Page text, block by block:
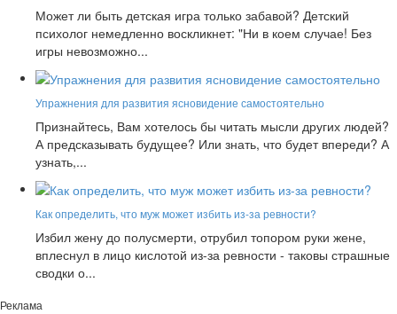
Может ли быть детская игра только забавой? Детский
психолог немедленно воскликнет: "Ни в коем случае! Без
игры невозможно...
Упражнения для развития ясновидение самостоятельно
Признайтесь, Вам хотелось бы читать мысли других людей?
А предсказывать будущее? Или знать, что будет впереди? А
узнать,...
Как определить, что муж может избить из-за ревности?
Избил жену до полусмерти, отрубил топором руки жене,
вплеснул в лицо кислотой из-за ревности - таковы страшные
сводки о...
Реклама